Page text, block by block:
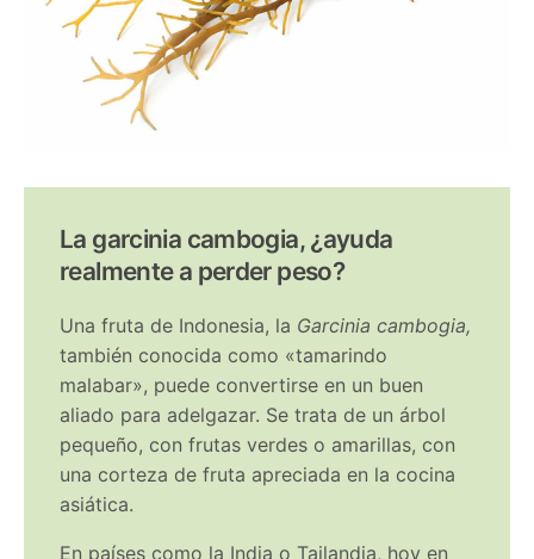
La garcinia cambogia, ¿ayuda
realmente a perder peso?
Una fruta de Indonesia, la Garcinia cambogia,
también conocida como «tamarindo
malabar», puede convertirse en un buen
aliado para adelgazar. Se trata de un árbol
pequeño, con frutas verdes o amarillas, con
una corteza de fruta apreciada en la cocina
asiática.
En países como la India o Tailandia, hoy en